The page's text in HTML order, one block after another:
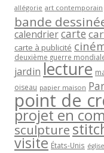
allégorie art contemporain
bande
calendriercarte
carte à publicité
deuxième guerre
jardin lecture
oiseau papier maison
point de
projet en
sculpture
visite États-Unis église